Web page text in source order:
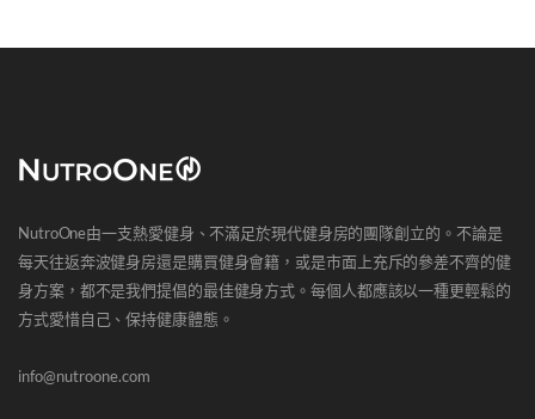
NutroOne由一支熱愛健身、不滿足於現代健身房的團隊創立的。不論是
每天往返奔波健身房還是購買健身會籍，或是市面上充斥的參差不齊的健
身方案，都不是我們提倡的最佳健身方式。每個人都應該以一種更輕鬆的
方式愛惜自己、保持健康體態。
info@nutroone.com